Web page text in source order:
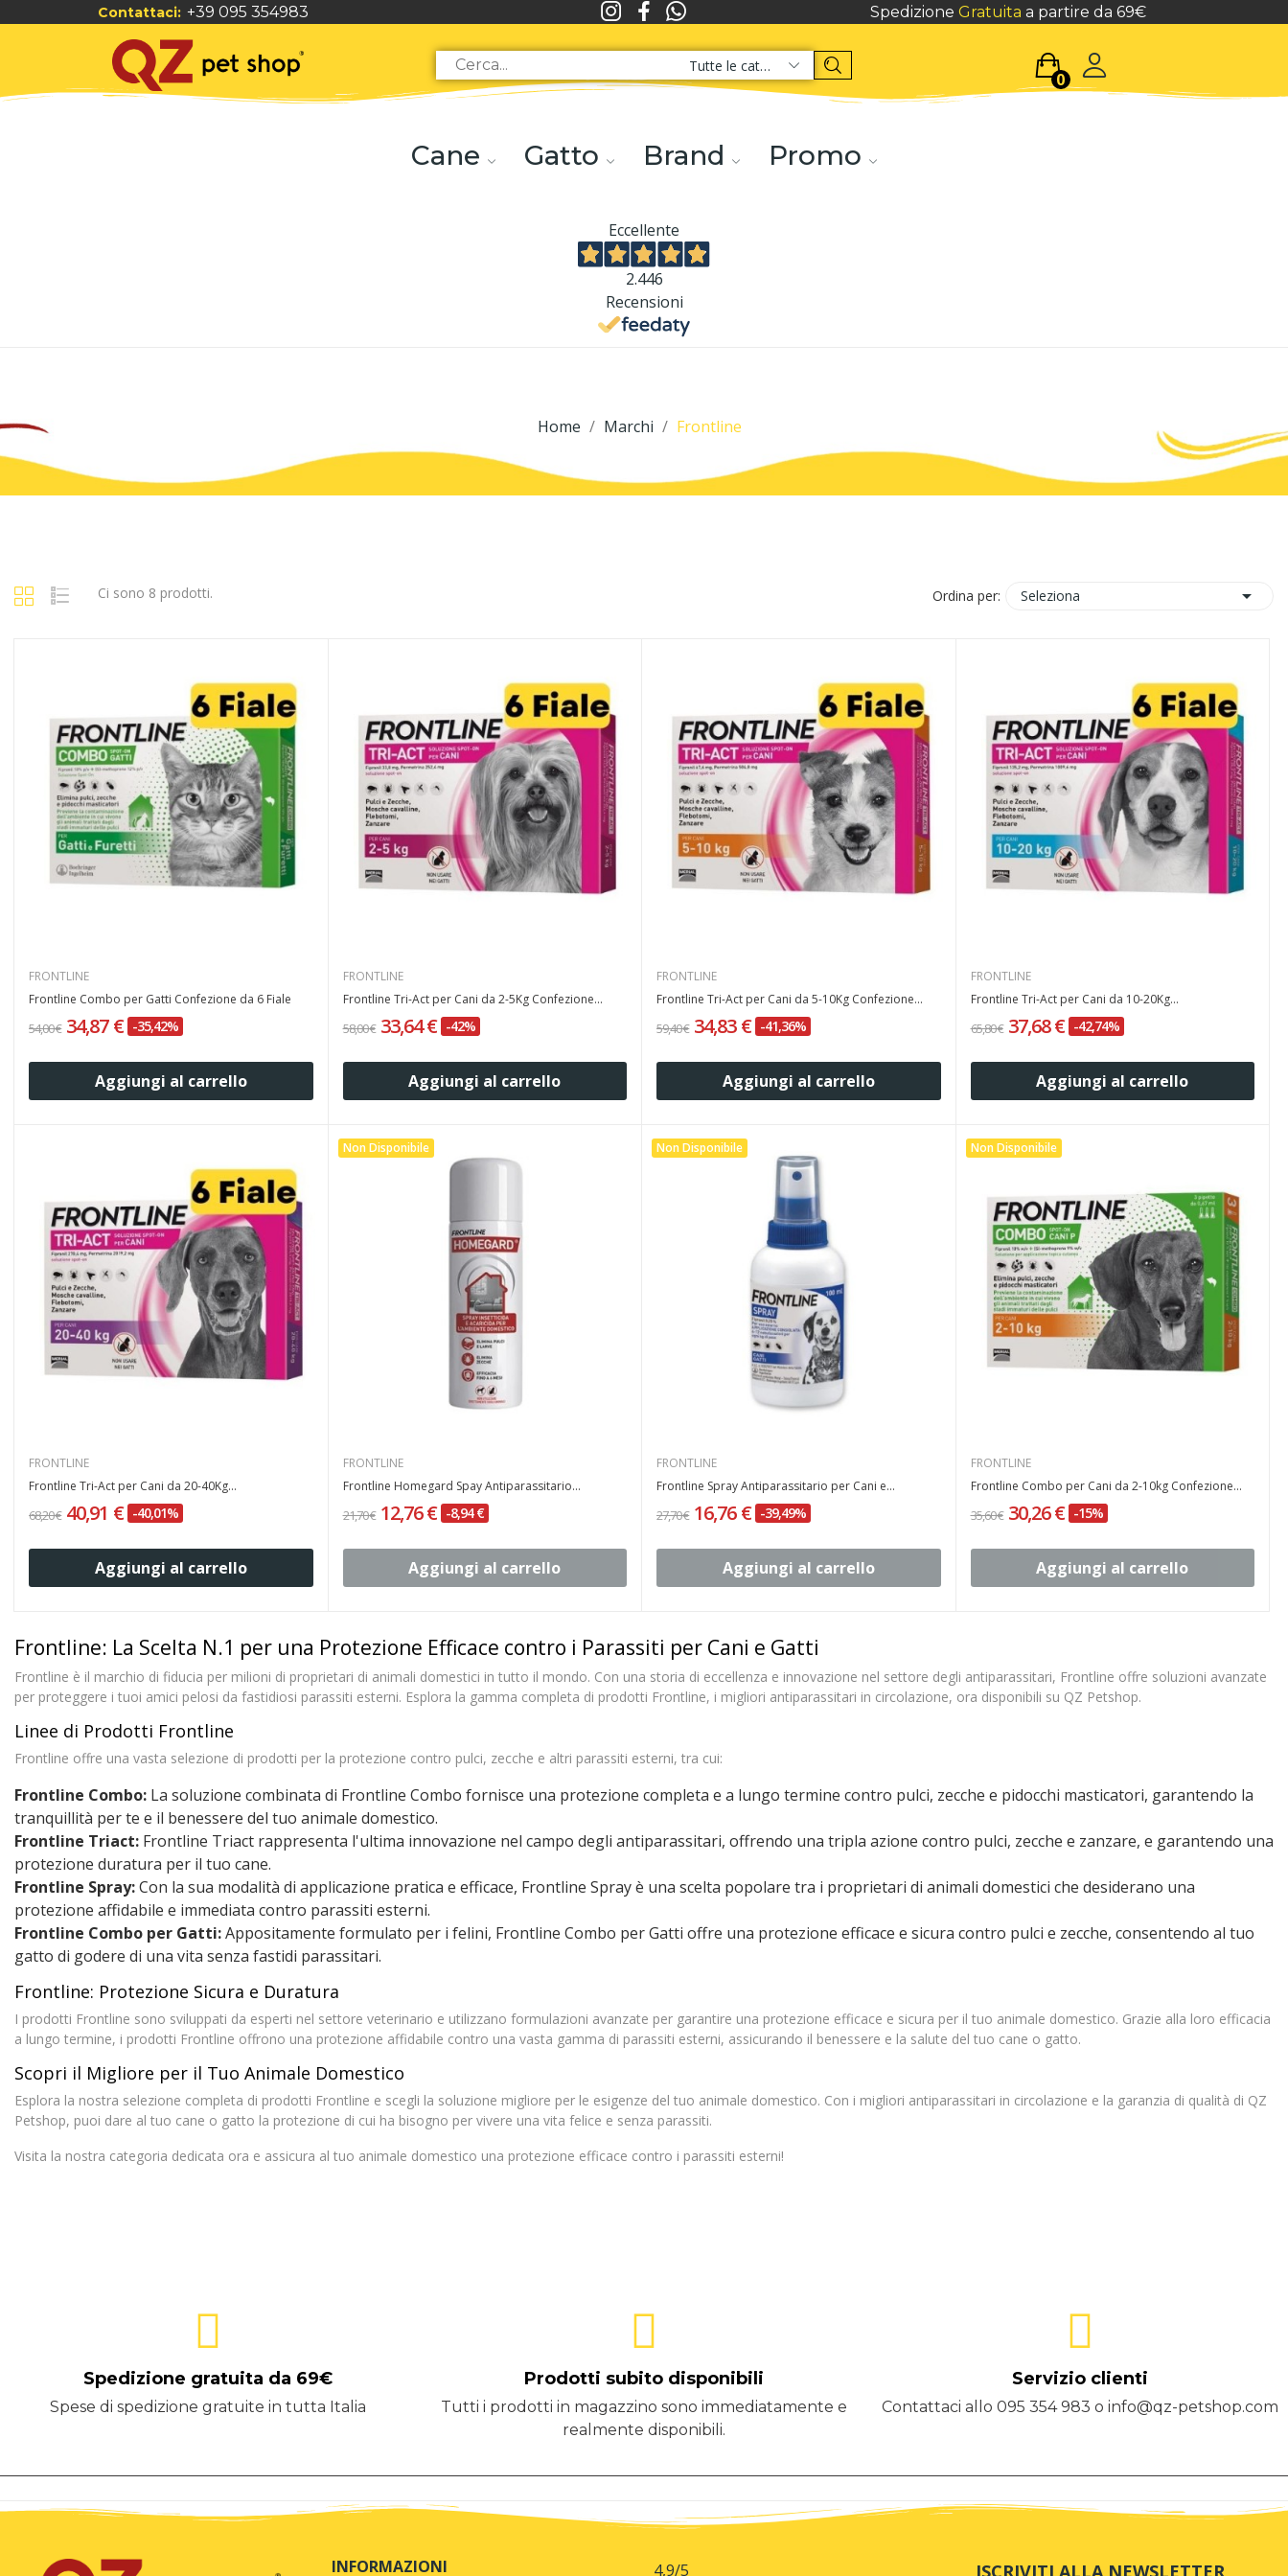
Contattaci: +39 095 354983 Spedizione Gratuita a partire da 69€
Tutte le categorie
0
Cane Gatto Brand Promo
Eccellente
2.446
Recensioni
Home Marchi Frontline
Ci sono 8 prodotti. Ordina per: Seleziona 
FRONTLINE
Frontline Combo per Gatti Confezione da 6 Fiale
54,00 € 34,87 € -35,42%
Aggiungi al carrello
FRONTLINE
Frontline Tri-Act per Cani da 2-5Kg Confezione...
58,00 € 33,64 € -42%
Aggiungi al carrello
FRONTLINE
Frontline Tri-Act per Cani da 5-10Kg Confezione...
59,40 € 34,83 € -41,36%
Aggiungi al carrello
FRONTLINE
Frontline Tri-Act per Cani da 10-20Kg...
65,80 € 37,68 € -42,74%
Aggiungi al carrello
FRONTLINE
Frontline Tri-Act per Cani da 20-40Kg...
68,20 € 40,91 € -40,01%
Aggiungi al carrello
Non Disponibile
FRONTLINE
Frontline Homegard Spay Antiparassitario...
21,70 € 12,76 € -8,94 €
Aggiungi al carrello
Non Disponibile
FRONTLINE
Frontline Spray Antiparassitario per Cani e...
27,70 € 16,76 € -39,49%
Aggiungi al carrello
Non Disponibile
FRONTLINE
Frontline Combo per Cani da 2-10kg Confezione...
35,60 € 30,26 € -15%
Aggiungi al carrello
Frontline: La Scelta N.1 per una Protezione Efficace contro i Parassiti per Cani e Gatti
Frontline è il marchio di fiducia per milioni di proprietari di animali domestici in tutto il mondo. Con una storia di eccellenza e innovazione nel settore degli antiparassitari, Frontline offre soluzioni avanzate
per proteggere i tuoi amici pelosi da fastidiosi parassiti esterni. Esplora la gamma completa di prodotti Frontline, i migliori antiparassitari in circolazione, ora disponibili su QZ Petshop.
Linee di Prodotti Frontline
Frontline offre una vasta selezione di prodotti per la protezione contro pulci, zecche e altri parassiti esterni, tra cui:
Frontline Combo: La soluzione combinata di Frontline Combo fornisce una protezione completa e a lungo termine contro pulci, zecche e pidocchi masticatori, garantendo la
tranquillità per te e il benessere del tuo animale domestico.
Frontline Triact: Frontline Triact rappresenta l'ultima innovazione nel campo degli antiparassitari, offrendo una tripla azione contro pulci, zecche e zanzare, e garantendo una
protezione duratura per il tuo cane.
Frontline Spray:Con la sua modalità di applicazione pratica e efficace, Frontline Spray è una scelta popolare tra i proprietari di animali domestici che desiderano una
protezione affidabile e immediata contro parassiti esterni.
Frontline Combo per Gatti:Appositamente formulato per i felini, Frontline Combo per Gatti offre una protezione efficace e sicura contro pulci e zecche, consentendo al tuo
gatto di godere di una vita senza fastidi parassitari.
Frontline: Protezione Sicura e Duratura
I prodotti Frontline sono sviluppati da esperti nel settore veterinario e utilizzano formulazioni avanzate per garantire una protezione efficace e sicura per il tuo animale domestico. Grazie alla loro efficacia
a lungo termine, i prodotti Frontline offrono una protezione affidabile contro una vasta gamma di parassiti esterni, assicurando il benessere e la salute del tuo cane o gatto.
Scopri il Migliore per il Tuo Animale Domestico
Esplora la nostra selezione completa di prodotti Frontline e scegli la soluzione migliore per le esigenze del tuo animale domestico. Con i migliori antiparassitari in circolazione e la garanzia di qualità di QZ
Petshop, puoi dare al tuo cane o gatto la protezione di cui ha bisogno per vivere una vita felice e senza parassiti.
Visita la nostra categoria dedicata ora e assicura al tuo animale domestico una protezione efficace contro i parassiti esterni!
Spedizione gratuita da 69€
Spese di spedizione gratuite in tutta Italia
Prodotti subito disponibili
Tutti i prodotti in magazzino sono immediatamente e
realmente disponibili.
Servizio clienti
Contattaci allo 095 354 983 o info@qz-petshop.com
INFORMAZIONI 4,9/5 ISCRIVITI ALLA NEWSLETTER